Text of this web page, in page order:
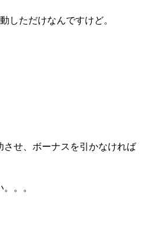
しただけなんですけど。
させ、ボーナスを引かなければ
。。